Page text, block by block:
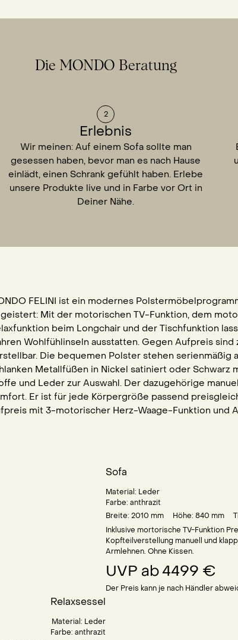
Die MONDO Beratung
2
Erlebnis
Wir meinen: Auf einem Sofa sollte man
gesessen haben, bevor man es nach Hause
einlädt, einen Schrank gefühlt haben. Erlebe
unsere Produkte live und in Farbe vor Ort in
Deiner Nähe.
FELINI ist ein modernes
Mit der motorischen TV-Funktion, dem
beim Longchair und der Tischfunktion
Wohlfühlinseln ausstatten. Gegen Aufpreis
Die bequemen Polster stehen serienmäßig
Metallfüßen in Nickel satiniert oder Schwarz
und Leder zur Auswahl. Der dazugehörige
Er ist für jede Körpergröße passend
mit 3-motorischer Herz-Waage-Funktion und
Sofa
Material: Leder
Farbe: anthrazit
Breite: 2010 mm Höhe: 840 mm
Inklusive mortorische TV-Funktion
Kopfteilverstellung manuell und
Armlehnen. Ohne Kissen.
UVP ab4499 €
Der Preis kann je nach Händler
Relaxsessel
Material: Leder
Farbe: anthrazit